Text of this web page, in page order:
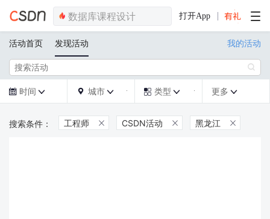
打开App
活动首页 发现活动 我的活动

 时间   城市   类型  更多 
工程师  CSDN活动  黑龙江 